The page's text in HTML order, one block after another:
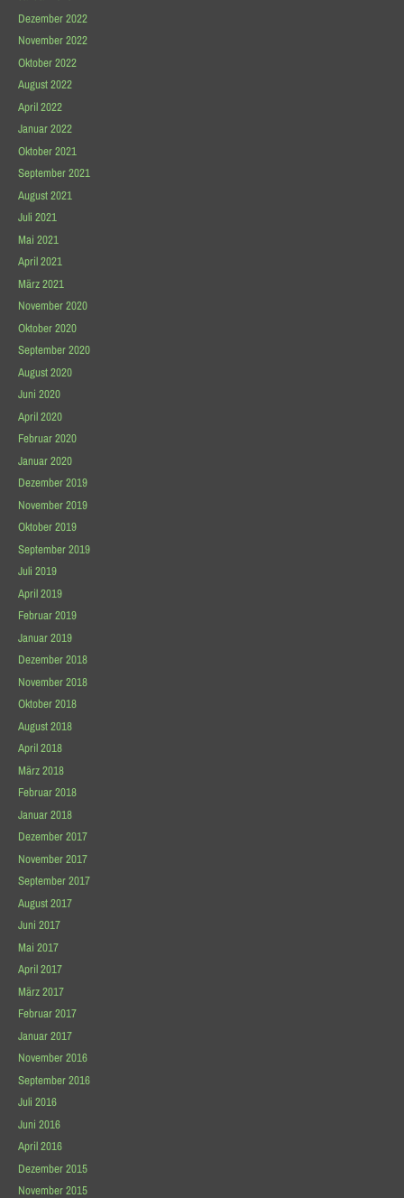
Dezember 2022
November 2022
Oktober 2022
August 2022
April 2022
Januar 2022
Oktober 2021
September 2021
August 2021
Juli 2021
Mai 2021
April 2021
März 2021
November 2020
Oktober 2020
September 2020
August 2020
Juni 2020
April 2020
Februar 2020
Januar 2020
Dezember 2019
November 2019
Oktober 2019
September 2019
Juli 2019
April 2019
Februar 2019
Januar 2019
Dezember 2018
November 2018
Oktober 2018
August 2018
April 2018
März 2018
Februar 2018
Januar 2018
Dezember 2017
November 2017
September 2017
August 2017
Juni 2017
Mai 2017
April 2017
März 2017
Februar 2017
Januar 2017
November 2016
September 2016
Juli 2016
Juni 2016
April 2016
Dezember 2015
November 2015